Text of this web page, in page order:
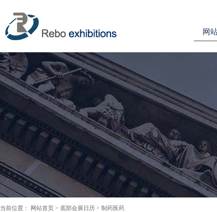
网
当前位置： 网站首页 > 底部会展日历 > 制药医药